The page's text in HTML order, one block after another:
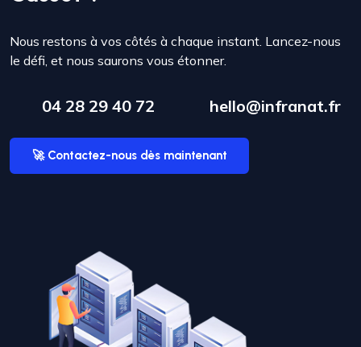
Nous restons à vos côtés à chaque instant. Lancez-nous
le défi, et nous saurons vous étonner.
04 28 29 40 72 hello@infranat.fr
🚀 Contactez-nous dès maintenant